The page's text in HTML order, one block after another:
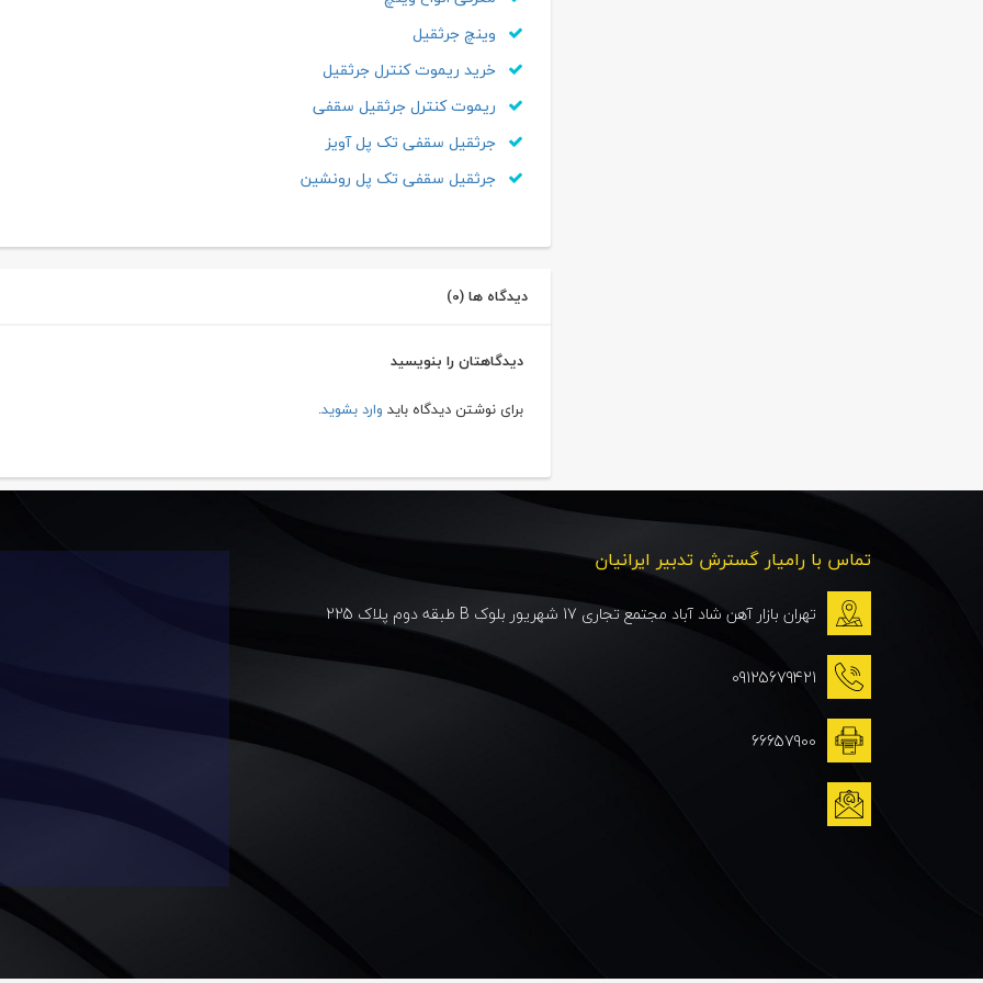
وینچ جرثقیل
خرید ریموت کنترل جرثقیل
ریموت کنترل جرثقیل سقفی
جرثقیل سقفی تک پل آویز
جرثقیل سقفی تک پل رونشین
دیدگاه ها (0)
دیدگاهتان را بنویسید
برای نوشتن دیدگاه باید وارد بشوید.
تماس با رامیار گسترش تدبیر ایرانیان
تهران بازار آهن شاد آباد مجتمع تجاری 17 شهریور بلوک B طبقه دوم پلاک 225
09125679421
66657900